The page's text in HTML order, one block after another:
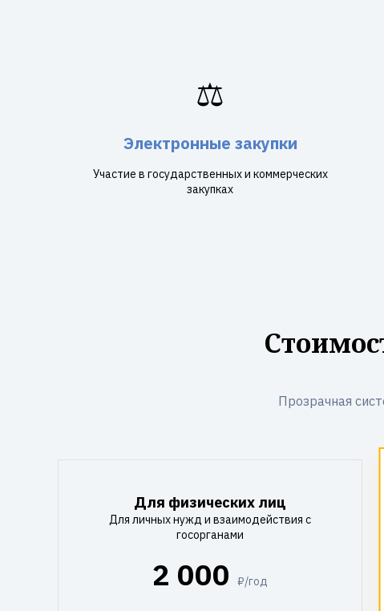
⚖️
Электронные закупки
Участие в государственных и коммерческих
закупках
Прозрачная
Для физических лиц
Для личных нужд и взаимодействия с
госорганами
2 000 ₽/год